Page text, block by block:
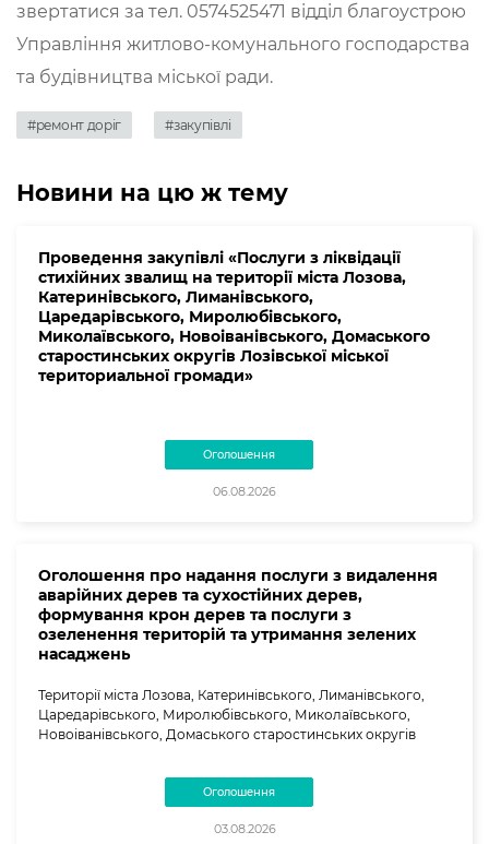
звертатися за тел. 0574525471 відділ благоустрою
Управління житлово-комунального господарства
та будівництва міської ради.
#ремонт доріг #закупівлі
Новини на цю ж тему
Проведення закупівлі «Послуги з ліквідації
стихійних звалищ на території міста Лозова,
Катеринівського, Лиманівського,
Царедарівського, Миролюбівського,
Миколаївського, Новоіванівського, Домаського
старостинських округів Лозівської міської
териториальної громади»
Оголошення
06.08.2026
Оголошення про надання послуги з видалення
аварійних дерев та сухостійних дерев,
формування крон дерев та послуги з
озеленення територій та утримання зелених
насаджень
Території міста Лозова, Катеринівського, Лиманівського,
Царедарівського, Миролюбівського, Миколаївського,
Новоіванівського, Домаського старостинських округів
Оголошення
03.08.2026